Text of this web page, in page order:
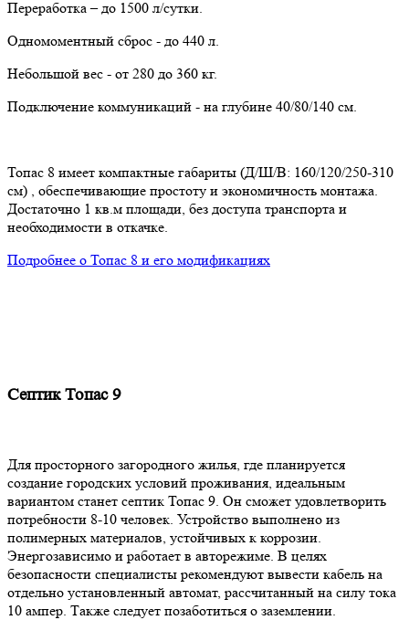
Переработка – до 1500 л/сутки.
Одномоментный сброс - до 440 л.
Небольшой вес - от 280 до 360 кг.
Подключение коммуникаций - на глубине 40/80/140 см.
Топас 8 имеет компактные габариты (Д/Ш/В: 160/120/250-310
см) , обеспечивающие простоту и экономичность монтажа.
Достаточно 1 кв.м площади, без доступа транспорта и
необходимости в откачке.
Подробнее о Топас 8 и его модификациях
Септик Топас 9
Для просторного загородного жилья, где планируется
создание городских условий проживания, идеальным
вариантом станет септик Топас 9. Он сможет удовлетворить
потребности 8-10 человек. Устройство выполнено из
полимерных материалов, устойчивых к коррозии.
Энергозависимо и работает в авторежиме. В целях
безопасности специалисты рекомендуют вывести кабель на
отдельно установленный автомат, рассчитанный на силу тока
10 ампер. Также следует позаботиться о заземлении.